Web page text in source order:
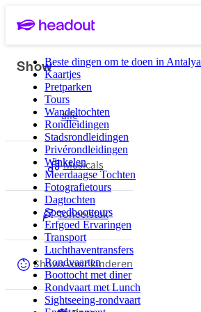
Beste dingen om te doen in Antalya
Kaartjes
Pretparken
Tours
Wandeltochten
Rondleidingen
Stadsrondleidingen
Privérondleidingen
Winkelen
Meerdaagse Tochten
Fotografietours
Dagtochten
Speedboottours
Erfgoed Ervaringen
Transport
Luchthaventransfers
Rondvaarten
Boottocht met diner
Rondvaart met Lunch
Sightseeing-rondvaart
Show
alle
Musicals
Toneelstuk
Shows voor kinderen